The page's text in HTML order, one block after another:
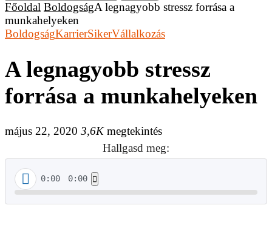
Főoldal BoldogságA legnagyobb stressz forrása a
munkahelyeken
BoldogságKarrierSikerVállalkozás
A legnagyobb stressz
forrása a munkahelyeken
május 22, 2020 3,6Kmegtekintés
Hallgasd meg:
0:00 0:00